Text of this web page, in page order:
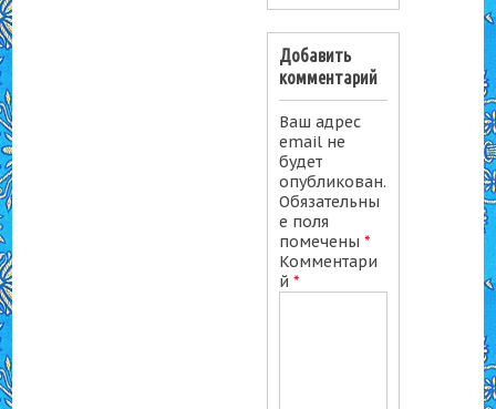
Добавить
комментарий
Ваш адрес
email не
будет
опубликован.
Обязательны
е поля
помечены*
Комментари
й*